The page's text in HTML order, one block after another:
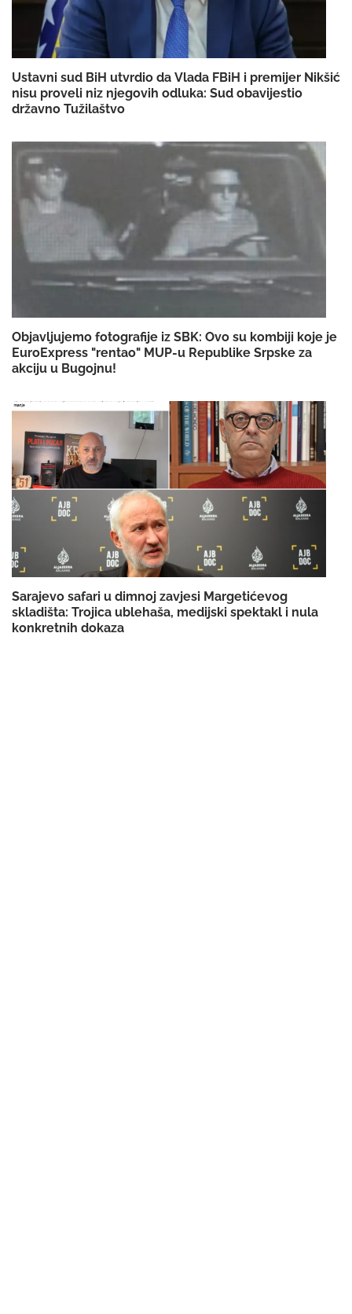
Ustavni sud BiH utvrdio da Vlada FBiH i premijer Nikšić
nisu proveli niz njegovih odluka: Sud obavijestio
državno Tužilaštvo
Objavljujemo fotografije iz SBK: Ovo su kombiji koje je
EuroExpress "rentao" MUP-u Republike Srpske za
akciju u Bugojnu!
Sarajevo safari u dimnoj zavjesi Margetićevog
skladišta: Trojica ublehaša, medijski spektakl i nula
konkretnih dokaza